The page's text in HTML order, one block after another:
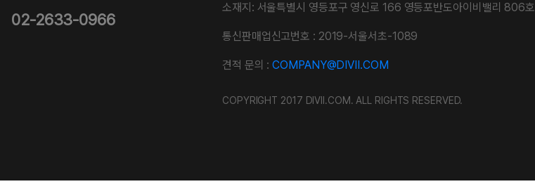
02-2633-0966
소재지: 서울특별시 영등포구 영신로 166 영등포반도아이비밸리 806호
통신판매업신고번호 : 2019-서울서초-1089
견적 문의 :COMPANY@DIVII.COM
COPYRIGHT 2017 DIVII.COM. ALL RIGHTS RESERVED.